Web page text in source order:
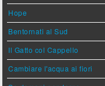
Hope
Bentornati al Sud
Il Gatto col Cappello
Cambiare l'acqua ai fiori